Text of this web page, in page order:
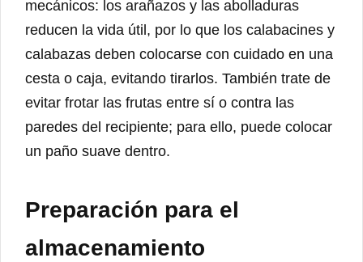
mecánicos: los arañazos y las abolladuras
reducen la vida útil, por lo que los calabacines y
calabazas deben colocarse con cuidado en una
cesta o caja, evitando tirarlos. También trate de
evitar frotar las frutas entre sí o contra las
paredes del recipiente; para ello, puede colocar
un paño suave dentro.
Preparación para el
almacenamiento